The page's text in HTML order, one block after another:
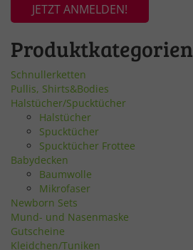
JETZT ANMELDEN!
Produktkategorien
Schnullerketten
Pullis, Shirts&Bodies
Halstücher/Spucktücher
Halstücher
Spucktücher
Spucktücher Frottee
Babydecken
Baumwolle
Mikrofaser
Newborn Sets
Mund- und Nasenmaske
Gutscheine
Kleidchen/Tuniken